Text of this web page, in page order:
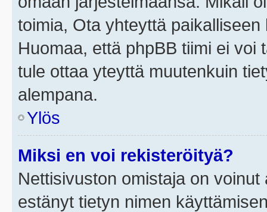
toimia, Ota yhteyttä
Huomaa, että phpBB tiimi ei voi
tule ottaa yteyttä muutenkuin
alempana.
Ylös
Miksi en voi rekisteröityä?
Nettisivuston omistaja on
estänyt tietyn nimen